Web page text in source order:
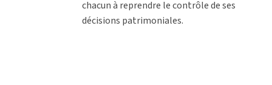
chacun à reprendre le contrôle de ses
décisions patrimoniales.